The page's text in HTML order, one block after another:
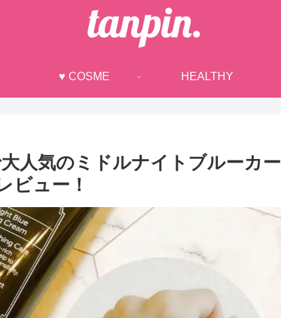
♥ COSME HEALTHY
人気のミドルナイトブルーカー
ビュー！